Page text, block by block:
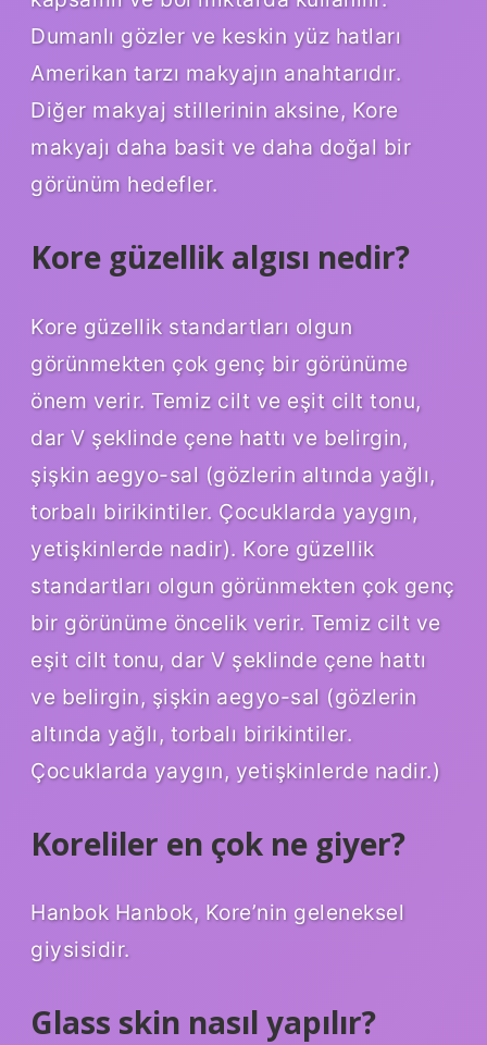
Dumanlı gözler ve keskin yüz hatları
Amerikan tarzı makyajın anahtarıdır.
Diğer makyaj stillerinin aksine, Kore
makyajı daha basit ve daha doğal bir
görünüm hedefler.
Kore güzellik algısı nedir?
Kore güzellik standartları olgun
görünmekten çok genç bir görünüme
önem verir. Temiz cilt ve eşit cilt tonu,
dar V şeklinde çene hattı ve belirgin,
şişkin aegyo-sal (gözlerin altında yağlı,
torbalı birikintiler. Çocuklarda yaygın,
yetişkinlerde nadir). Kore güzellik
standartları olgun görünmekten çok genç
bir görünüme öncelik verir. Temiz cilt ve
eşit cilt tonu, dar V şeklinde çene hattı
ve belirgin, şişkin aegyo-sal (gözlerin
altında yağlı, torbalı birikintiler.
Çocuklarda yaygın, yetişkinlerde nadir.)
Koreliler en çok ne giyer?
Hanbok Hanbok, Kore’nin geleneksel
giysisidir.
Glass skin nasıl yapılır?